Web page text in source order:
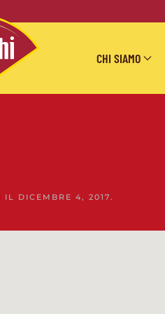
CHI SIAMO
IL DICEMBRE 4, 2017.